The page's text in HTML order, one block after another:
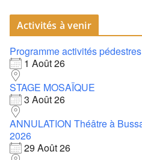
Activités à venir
Programme activités
1 Août 26
STAGE MOSAÏQUE
3 Août 26
ANNULATION Théâtre à
2026
29 Août 26